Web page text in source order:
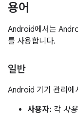
용어
Android에서는
를 사용합니다.
일반
Android 기기 관리에
사용자: 각 사